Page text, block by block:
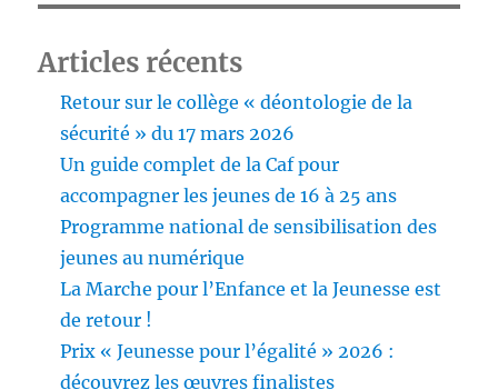
Articles récents
Retour sur le collège « déontologie de la
sécurité » du 17 mars 2026
Un guide complet de la Caf pour
accompagner les jeunes de 16 à 25 ans
Programme national de sensibilisation des
jeunes au numérique
La Marche pour l’Enfance et la Jeunesse est
de retour !
Prix « Jeunesse pour l’égalité » 2026 :
découvrez les œuvres finalistes